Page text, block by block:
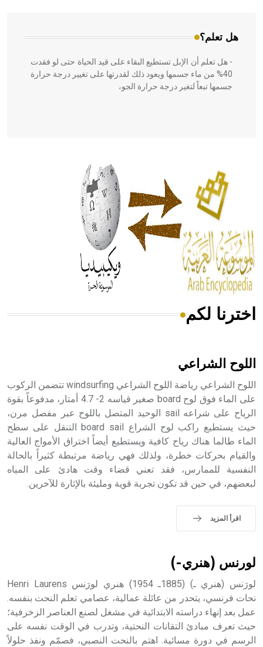
هل تعلم؟
- هل تعلم أن الإبل تستطيع البقاء على قيد الحياة حتى لو فقدت
40% من ماء جسمها ويعود ذلك لقدرتها على تغيير درجة حرارة
جسمها تبعاً لتغير درجة حرارة الجو،
الحكم، الأدلة، تنظيم التغذية، ورسالته في جروح الرأس. ويعود
له الفضل بأنه حرر الطب من الدين والفلسفة.
- هل تعلم أن المرجان إفراز حيواني يتكون في البحر ويتركب
من مادة كربونات الكلسيوم، وهو أحمر أو شديد الحمرة وهو
أجود أنواعه، ويمتاز بكبر الحجم ويسمى الش
هل تعلم أن الأبسيد كلمة فرنسية اللفظ تم اعتمادها مصطلحاً
- هل تعلم أن أبجر Abgar اسم معروف جيداً يعود إلى عدد من
الملوك الذين حكموا مدينة إديسا (الرها) من أبجر الأول وحتى
التاسع، وهم ينتسبون إلى أسرة أوسروين
sign تكتب منفصلة غير متصلة، وتعتمد المبدأ الأكوروفوني،
اخترنا لكم
اللوح الشراعي
اللوح الشراعي رياضة اللوح الشراعي windsurfing تتضمن الركوب
على الماء فوق لوح board صغير قياسه 2- 4.7 أمتار، مدفوعاً بقوة
الرياح على شراعه sail الوحيد المتصل باللوح عبر مفصل مرن،
حيث يستطيع راكب لوح الشراع board sail التنقل على سطح
الماء طالما هناك رياح كافية ويستطيع أيضاً اختراق الأمواج العالية
والقيام بحركات خطرة، ولذلك فهي رياضة مرتبطة كثيراً بالحالة
النفسية للممارس، فقد تعني قضاء وقت هادئ على المياه
لبعضهم، في حين قد تكون تجربة قوية ومليئة بالإثارة للآخرين.
اقرأ المزيد
لورنس (هنري-)
لورَنس (هنري ـ) (1885ـ 1954) هنري لورَنس Henri Laurens
نحات فرنسي، يتحدر من عائلة عمالية، عصامي تعلم النحت بنفسه.
عمل بعد إنهاء دراسته الابتدائية في مشغل لصنع العناصر الزخرفية؛
حيث تعرف مبادئ التقانات النحتية، وتدرب في الوقت نفسه على
الرسم في دورة مسائية. اهتم بالنحت النصبي، فصمّم ونفذ حلولاً